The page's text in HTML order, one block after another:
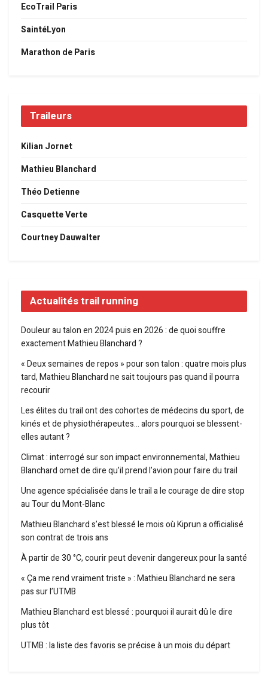
EcoTrail Paris
SaintéLyon
Marathon de Paris
Traileurs
Kilian Jornet
Mathieu Blanchard
Théo Detienne
Casquette Verte
Courtney Dauwalter
Actualités trail running
Douleur au talon en 2024 puis en 2026 : de quoi souffre
exactement Mathieu Blanchard ?
« Deux semaines de repos » pour son talon : quatre mois plus
tard, Mathieu Blanchard ne sait toujours pas quand il pourra
recourir
Les élites du trail ont des cohortes de médecins du sport, de
kinés et de physiothérapeutes… alors pourquoi se blessent-
elles autant ?
Climat : interrogé sur son impact environnemental, Mathieu
Blanchard omet de dire qu’il prend l’avion pour faire du trail
Une agence spécialisée dans le trail a le courage de dire stop
au Tour du Mont-Blanc
Mathieu Blanchard s’est blessé le mois où Kiprun a officialisé
son contrat de trois ans
À partir de 30 °C, courir peut devenir dangereux pour la santé
« Ça me rend vraiment triste » : Mathieu Blanchard ne sera
pas sur l’UTMB
Mathieu Blanchard est blessé : pourquoi il aurait dû le dire
plus tôt
UTMB : la liste des favoris se précise à un mois du départ